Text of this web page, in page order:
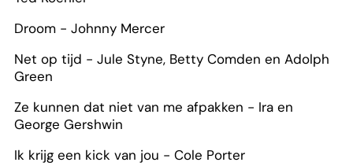
Droom - Johnny Mercer
Net op tijd - Jule Styne, Betty Comden en Adolph
Green
Ze kunnen dat niet van me afpakken - Ira en
George Gershwin
Ik krijg een kick van jou - Cole Porter